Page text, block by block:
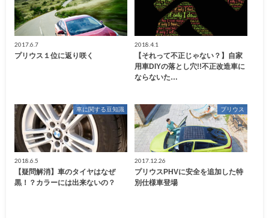
2017.6.7
プリウス１位に返り咲く
2018.4.1
【それって不正じゃない？】自家
用車DIYの落とし穴!!不正改造車に
ならないた…
車に関する豆知識
2018.6.5
【疑問解消】車のタイヤはなぜ
黒！？カラーには出来ないの？
プリウス
2017.12.26
プリウスPHVに安全を追加した特
別仕様車登場